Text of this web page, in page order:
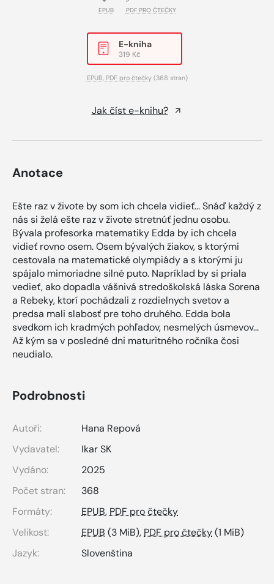
EPUB PDF PRO ČTEČKY
E-kniha
319 Kč
EPUB PDF pro čtečky(368 stran)
Jak číst e-knihu?
Anotace
Ešte raz v živote by som ich chcela vidieť... Snáď každý z
nás si želá ešte raz v živote stretnúť jednu osobu.
Bývala profesorka matematiky Edda by ich chcela
vidieť rovno osem. Osem bývalých žiakov, s ktorými
cestovala na matematické olympiády a s ktorými ju
spájalo mimoriadne silné puto. Napríklad by si priala
vedieť, ako dopadla vášnivá stredoškolská láska Sorena
a Rebeky, ktorí pochádzali z rozdielnych svetov a
predsa mali slabosť pre toho druhého. Edda bola
svedkom ich kradmých pohľadov, nesmelých úsmevov...
Až kým sa v posledné dni maturitného ročníka čosi
neudialo.
Podrobnosti
Autoři:
Hana Repová
Vydavatel:
Ikar SK
Vydáno:
2025
Počet stran:
368
Formáty:
EPUB, PDF pro čtečky
Velikost:
EPUB (3 MiB), PDF pro čtečky(1 MiB)
Jazyk:
Slovenština